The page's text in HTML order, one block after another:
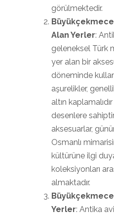
görülmektedir.
Alan Yerler:
geleneksel Türk
yer alan bir
döneminde
aşurelikler,
altın
desenlere
aksesuarlar,
Osmanlı
kültürüne ilgi
koleksiyonları
almaktadır.
Yerler: Antika